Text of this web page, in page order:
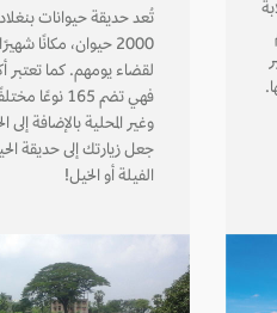
عام 1677م
تُعد حديقة حيوانات
2000 حيوان، مكانًا
لقضاء يومهم. كما تعتبر
فهي تضم 165
وغير المحلية بالإضافة
جعل زيارتك إلى حديقة
الفيلة أو الخيل!